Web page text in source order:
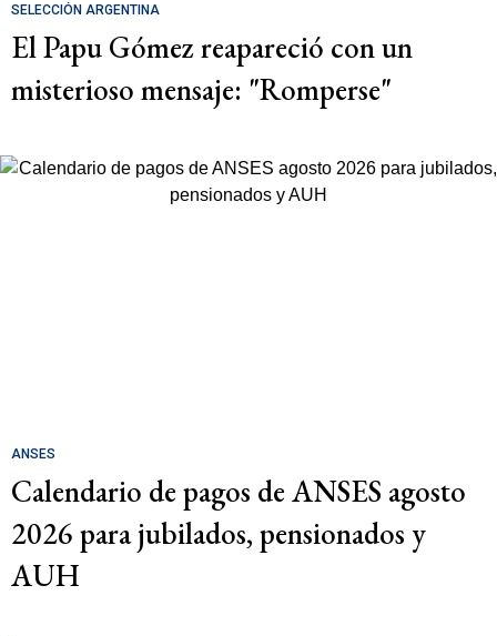
SELECCIÓN ARGENTINA
El Papu Gómez reapareció con un
misterioso mensaje: "Romperse"
ANSES
Calendario de pagos de ANSES agosto
2026 para jubilados, pensionados y
AUH